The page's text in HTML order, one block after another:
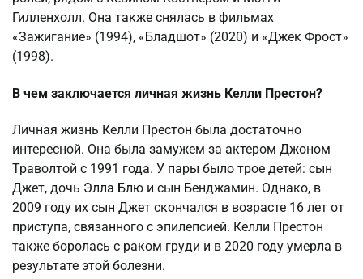
Гилленхолл. Она также снялась в фильмах
«Зажигание» (1994), «Бладшот» (2020) и «Джек Фрост»
(1998).
В чем заключается личная жизнь Келли Престон?
Личная жизнь Келли Престон была достаточно
интересной. Она была замужем за актером Джоном
Траволтой с 1991 года. У пары было трое детей: сын
Джет, дочь Элла Блю и сын Бенджамин. Однако, в
2009 году их сын Джет скончался в возрасте 16 лет от
приступа, связанного с эпилепсией. Келли Престон
также боролась с раком груди и в 2020 году умерла в
результате этой болезни.